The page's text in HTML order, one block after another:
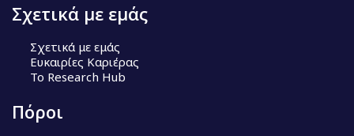
Σχετικά με εμάς
Σχετικά με εμάς
Ευκαιρίες Καριέρας
Το Research Hub
Πόροι